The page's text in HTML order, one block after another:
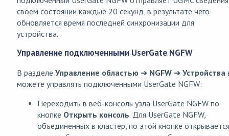
своем состоянии каждые 20 секунд, в результате чего
обновляется время последней синхронизации для
устройства.
Управление подключенными UserGate NGFW
В разделе Управление областью ➜ NGFW ➜ Устройства
можете управлять подключенными UserGate NGFW:
Переходить в веб-консоль узла UserGate NGFW по
кнопке Открыть консоль. Для UserGate NGFW,
объединенных в кластер, по этой кнопке открывается